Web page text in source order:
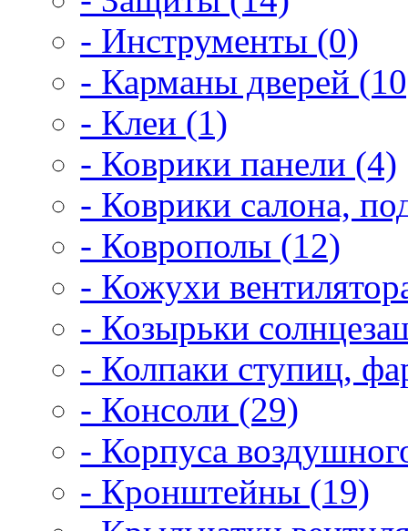
- Инструменты (0)
- Карманы дверей
- Клеи (1)
- Коврики панели (4)
- Коврики салона,
- Коврополы (12)
- Кожухи
- Козырьки
- Колпаки ступиц,
- Консоли (29)
- Корпуса
- Кронштейны (19)